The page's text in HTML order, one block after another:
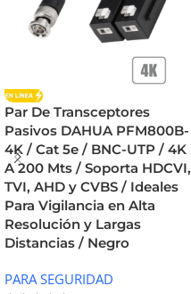
Par De Transceptores
Pasivos DAHUA PFM800B-
4K / Cat 5e / BNC-UTP / 4K
A 200 Mts / Soporta HDCVI,
TVI, AHD y CVBS / Ideales
Para Vigilancia en Alta
Resolución y Largas
Distancias / Negro
PARA SEGURIDAD